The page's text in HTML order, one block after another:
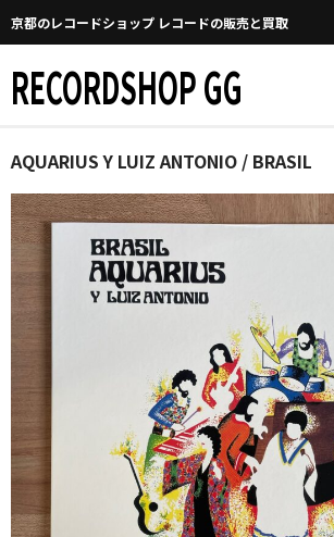
京都のレコードショップ レコードの販売と買取
RECORDSHOP GG
Home
マイページ
GGについて
買取について
Categories
New Arrivals
GG RECORD （当店のレーベル）
AQUARIUS Y LUIZ ANTONIO / BRASIL